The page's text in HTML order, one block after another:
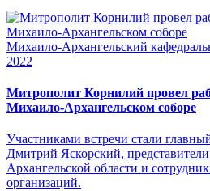
Михаило-Архангельский
2022
Митрополит Корнилий провел
Михаило-Архангельском соборе
Участниками встречи стали
Дмитрий Яскорский, представители
Архангельской области и
организаций.